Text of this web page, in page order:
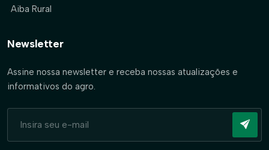
Aiba Rural
Newsletter
Assine nossa newsletter e receba nossas atualizações e
informativos do agro.